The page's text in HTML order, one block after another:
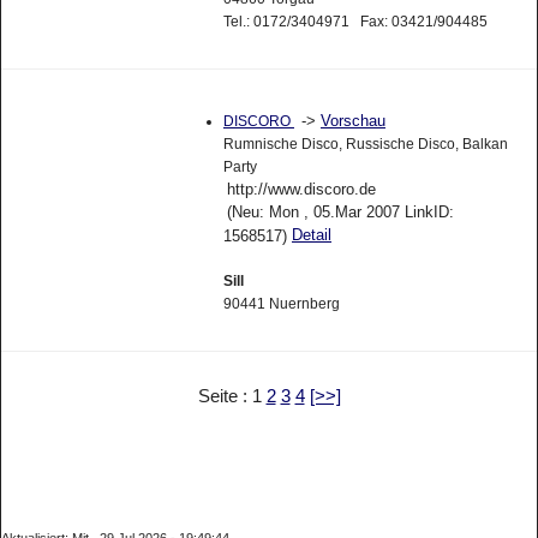
Tel.: 0172/3404971 Fax: 03421/904485
DISCORO -> Vorschau
Rumnische Disco, Russische Disco, Balkan
Party
http://www.discoro.de
(Neu: Mon , 05.Mar 2007 LinkID:
1568517) Detail
Sill
90441 Nuernberg
Seite : 1 2 3 4 [>>]